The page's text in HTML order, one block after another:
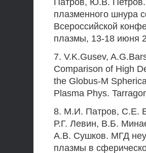
Патров, Ю.В. Петров.
плазменного шнура
Всероссийской
плазмы, 13-18 июня
7. V.K.Gusev,
Comparison of High
the Globus-M
Plasma Phys.
8. М.И. Патров, С.Е.
Р.Г. Левин, В.Б.
А.В. Сушков. МГД
плазмы в